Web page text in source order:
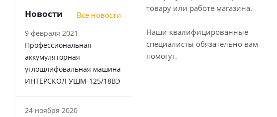
товару или работе магазина.
Наши квалифицированные
специалисты обязательно вам
помогут.
Новости Все новости
9 февраля 2021
Профессиональная
аккумуляторная
углошлифовальная машина
ИНТЕРСКОЛ УШМ-125/18ВЭ
24 ноября 2020